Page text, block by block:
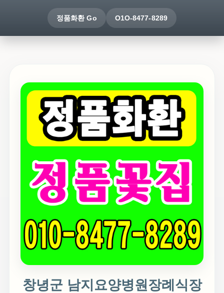
정품화환 Go O1O-8477-8289
창녕군 남지요양병원장례식장